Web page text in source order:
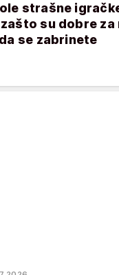
strašne
su dobre za
se zabrinete